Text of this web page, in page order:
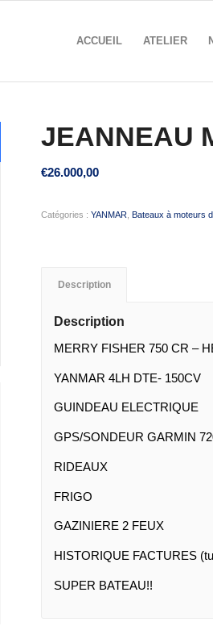
ACCUEIL ATELIER
JEANNEAU
€26.000,00
Catégories :YANMAR ,Bateaux à moteurs
Description
Description
MERRY FISHER 750 CR –
YANMAR 4LH DTE- 150CV
GUINDEAU ELECTRIQUE
GPS/SONDEUR GARMIN
RIDEAUX
FRIGO
GAZINIERE 2 FEUX
HISTORIQUE FACTURES
SUPER BATEAU!!